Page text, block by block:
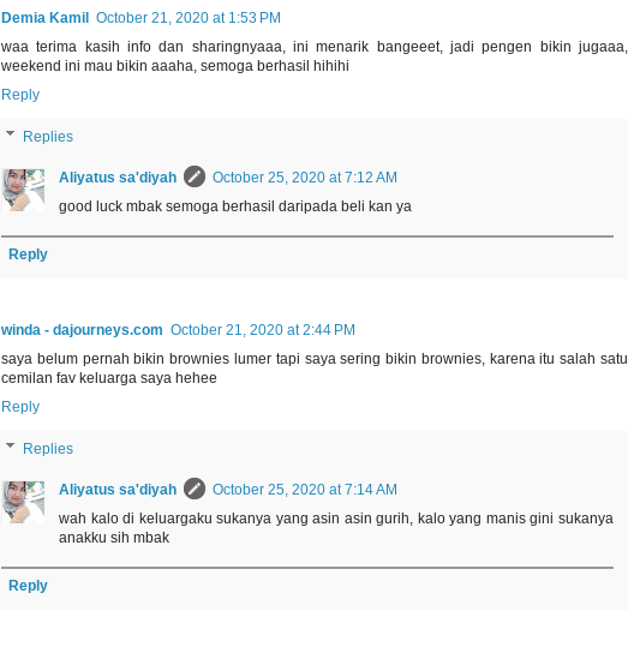
Demia Kamil October 21, 2020 at 1:53 PM
waa terima kasih info dan sharingnyaaa, ini menarik bangeeet, jadi pengen bikin jugaaa,
weekend ini mau bikin aaaha, semoga berhasil hihihi
Reply
Replies
Aliyatus sa'diyah
October 25, 2020 at 7:12 AM
good luck mbak semoga berhasil daripada beli kan ya
Reply
winda - dajourneys.com October 21, 2020 at 2:44 PM
saya belum pernah bikin brownies lumer tapi saya sering bikin brownies, karena itu salah satu
cemilan fav keluarga saya hehee
Reply
Replies
Aliyatus sa'diyah
October 25, 2020 at 7:14 AM
wah kalo di keluargaku sukanya yang asin asin gurih, kalo yang manis gini sukanya
anakku sih mbak
Reply